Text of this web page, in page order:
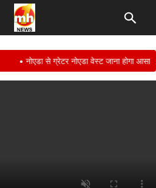
• नोएडा से ग्रेटर नोएडा वेस्ट जाना होगा